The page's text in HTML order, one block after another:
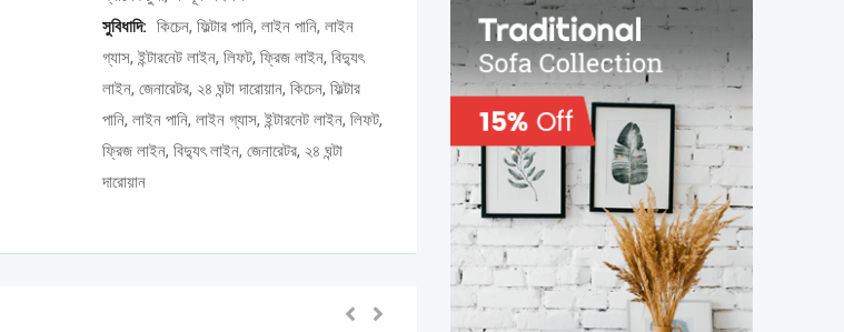
সুবিধাদি: কিচেন, ফিল্টার পানি, লাইন পানি, লাইন
গ্যাস, ইন্টারনেট লাইন, লিফট, ফ্রিজ লাইন, বিদ্যুৎ
লাইন, জেনারেটর, ২৪ ঘন্টা দারোয়ান, কিচেন, ফিল্টার
পানি, লাইন পানি, লাইন গ্যাস, ইন্টারনেট লাইন, লিফট,
ফ্রিজ লাইন, বিদ্যুৎ লাইন, জেনারেটর, ২৪ ঘন্টা
দারোয়ান